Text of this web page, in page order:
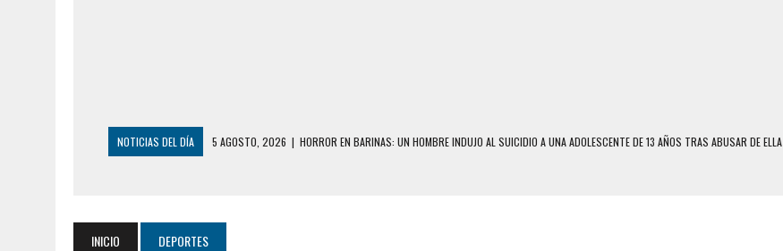
NOTICIAS DEL DÍA 5 AGOSTO, 2026 | HORROR EN BARINAS: UN HOMBRE INDUJO AL SUICIDIO A UNA ADOLESCENTE DE 13 AÑOS TRAS ABUSAR DE ELLA
INICIO DEPORTES